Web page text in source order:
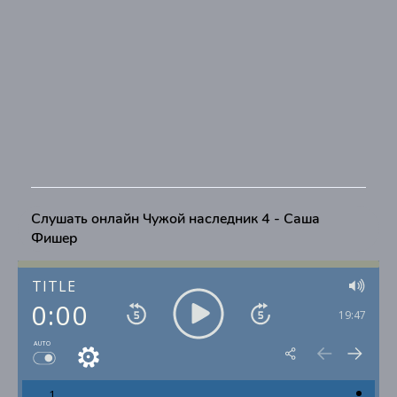
Слушать онлайн Чужой наследник 4 - Саша
Фишер
TITLE
0:00 19:47
AUTO